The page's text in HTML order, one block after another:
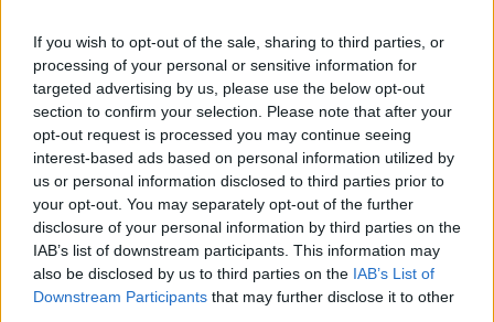
If you wish to opt-out of the sale, sharing to third parties, or
processing of your personal or sensitive information for
targeted advertising by us, please use the below opt-out
section to confirm your selection. Please note that after your
opt-out request is processed you may continue seeing
interest-based ads based on personal information utilized by
us or personal information disclosed to third parties prior to
your opt-out. You may separately opt-out of the further
disclosure of your personal information by third parties on the
IAB’s list of downstream participants. This information may
also be disclosed by us to third parties on the IAB’s List of
Downstream Participants that may further disclose it to other
A cég anno Apogee Software-ként segítette a
Duke Nukem sorozat, a Max Payne és számos
klasszikus sikerét.
21.86%
Aki játszott valaha Duke Nukem játékkal (a Foreveren
kívül), annak bizonyára ismerős az Apogee Software
neve, de a cég nem csak emiatt ismert: nekik